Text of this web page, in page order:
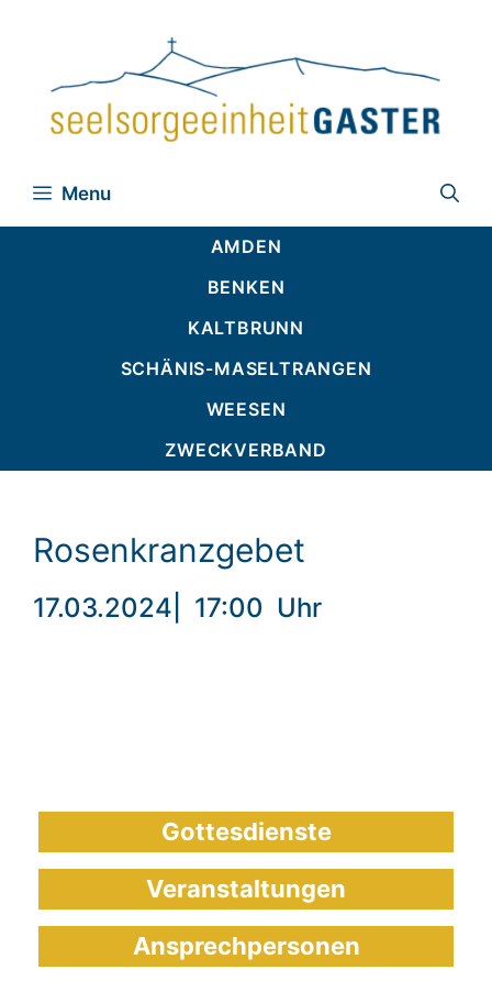
Menu
AMDEN
BENKEN
KALTBRUNN
SCHÄNIS-MASELTRANGEN
WEESEN
ZWECKVERBAND
Rosenkranzgebet
17.03.2024 17:00 Uhr
Gottesdienste
Veranstaltungen
Ansprechpersonen